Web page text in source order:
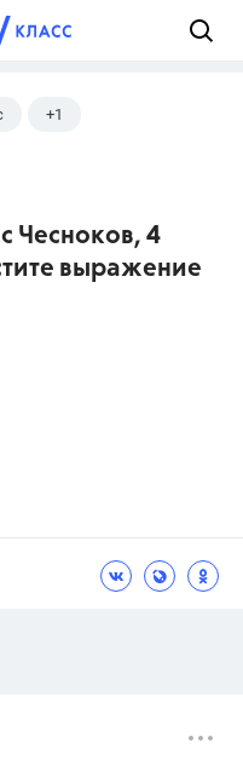
+1
Чесноков, 4
выражение